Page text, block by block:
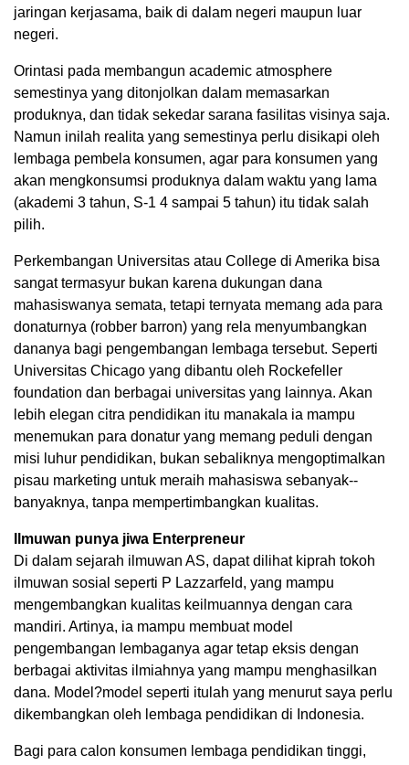
jaringan kerjasama, baik di dalam negeri maupun luar
negeri.
Orintasi pada membangun academic atmosphere
semestinya yang ditonjolkan dalam memasarkan
produknya, dan tidak sekedar sarana fasilitas visinya saja.
Namun inilah realita yang semestinya perlu disikapi oleh
lembaga pembela konsumen, agar para konsumen yang
akan mengkonsumsi produknya dalam waktu yang lama
(akademi 3 tahun, S-1 4 sampai 5 tahun) itu tidak salah
pilih.
Perkembangan Universitas atau College di Amerika bisa
sangat termasyur bukan karena dukungan dana
mahasiswanya semata, tetapi ternyata memang ada para
donaturnya (robber barron) yang rela menyumbangkan
dananya bagi pengembangan lembaga tersebut. Seperti
Universitas Chicago yang dibantu oleh Rockefeller
foundation dan berbagai universitas yang lainnya. Akan
lebih elegan citra pendidikan itu manakala ia mampu
menemukan para donatur yang memang peduli dengan
misi luhur pendidikan, bukan sebaliknya mengoptimalkan
pisau marketing untuk meraih mahasiswa sebanyak-­
banyaknya, tanpa mempertimbangkan kualitas.
Ilmuwan punya jiwa Enterpreneur
Di dalam sejarah ilmuwan AS, dapat dilihat kiprah tokoh
ilmuwan sosial seperti P Lazzarfeld, yang mampu
mengembangkan kualitas keilmuannya dengan cara
mandiri. Artinya, ia mampu membuat model
pengembangan lembaganya agar tetap eksis dengan
berbagai aktivitas ilmiahnya yang mampu menghasilkan
dana. Model?model seperti itulah yang menurut saya perlu
dikembangkan oleh lembaga pendidikan di Indonesia.
Bagi para calon konsumen lembaga pendidikan tinggi,